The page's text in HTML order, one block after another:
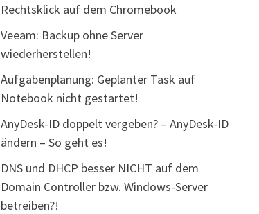
Rechtsklick auf dem Chromebook
Veeam: Backup ohne Server
wiederherstellen!
Aufgabenplanung: Geplanter Task auf
Notebook nicht gestartet!
AnyDesk-ID doppelt vergeben? – AnyDesk-ID
ändern – So geht es!
DNS und DHCP besser NICHT auf dem
Domain Controller bzw. Windows-Server
betreiben?!